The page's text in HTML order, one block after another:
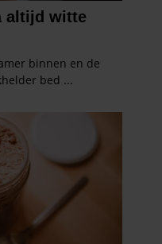
u onze website blijft